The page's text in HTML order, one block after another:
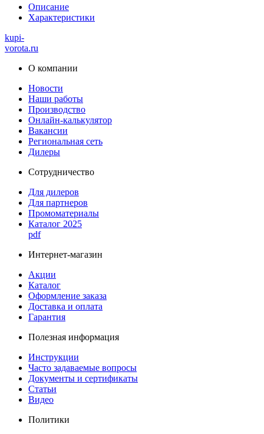
Описание
Характеристики
kupi-
vorota.ru
О компании
Новости
Наши работы
Производство
Онлайн-калькулятор
Вакансии
Региональная сеть
Дилеры
Сотрудничество
Для дилеров
Для партнеров
Промоматериалы
Каталог 2025
pdf
Интернет-магазин
Акции
Каталог
Оформление заказа
Доставка и оплата
Гарантия
Полезная информация
Инструкции
Часто задаваемые вопросы
Документы и сертификаты
Статьи
Видео
Политики